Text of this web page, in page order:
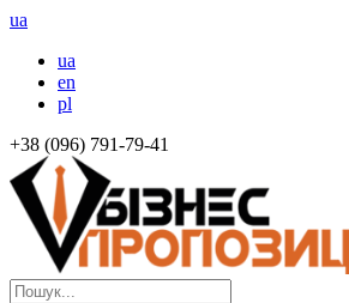
ua
ua
en
pl
+38 (096) 791-79-41